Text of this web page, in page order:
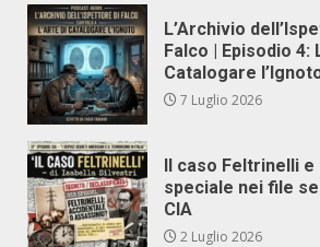
L’Archivio
Falco | Episodio 4:
Catalogare
7 Luglio 2026
Il caso Feltrinelli e
speciale nei file
CIA
2 Luglio 2026